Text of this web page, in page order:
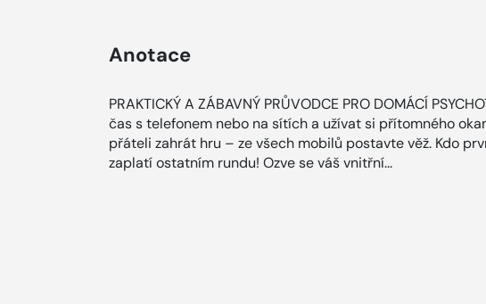
Anotace
PRAKTICKÝ A ZÁBAVNÝ PRŮVODCE PRO DOMÁCÍ
čas s telefonem nebo na sítích a užívat si přítomného
přáteli zahrát hru – ze všech mobilů postavte věž. Kdo
zaplatí ostatním rundu! Ozve se váš vnitřní...